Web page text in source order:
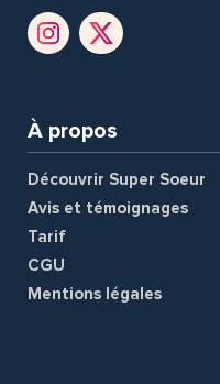
À propos
Découvrir Super Soeur
Avis et témoignages
Tarif
CGU
Mentions légales